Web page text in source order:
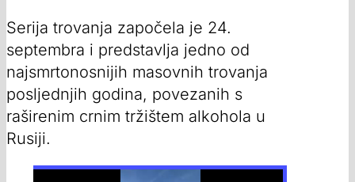
Serija trovanja započela je 24.
septembra i predstavlja jedno od
najsmrtonosnijih masovnih trovanja
posljednjih godina, povezanih s
raširenim crnim tržištem alkohola u
Rusiji.